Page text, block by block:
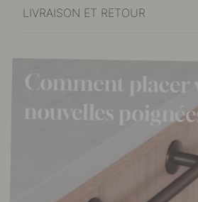
LIVRAISON ET RETOUR